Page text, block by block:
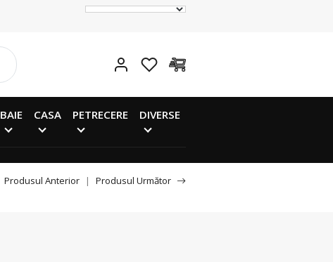
BAIE CASA PETRECERE DIVERSE
Produsul Anterior | Produsul Următor